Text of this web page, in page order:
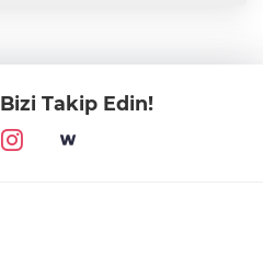
Bizi Takip Edin!